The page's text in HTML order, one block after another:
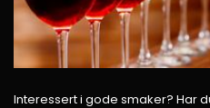
Interessert i gode smaker? Har